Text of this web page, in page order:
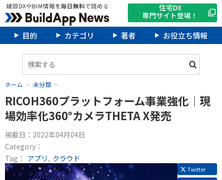
住宅DX
専門サイト登場！
目的 カテゴリ 著者 お役立ち情報
ホーム 未分類
RICOH360プラットフォーム事業強化｜現
場効率化360°カメラTHETA X発売
掲載日： 2022年04月04日
Category：
Tag： アプリ クラウド
Twitter